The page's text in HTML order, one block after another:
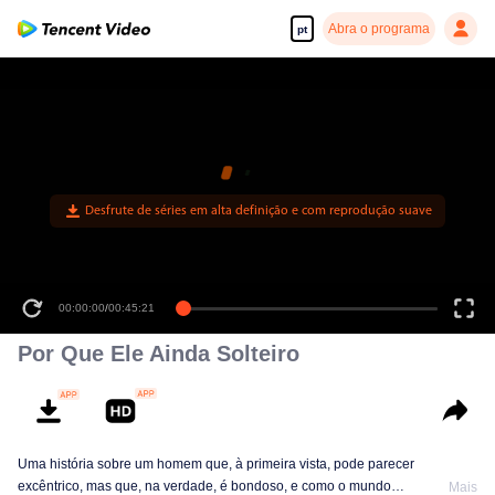
pt Abra o programa
00:00:00/00:45:21
Por Que Ele Ainda Solteiro
Uma história sobre um homem que, à primeira vista, pode parecer
excêntrico, mas que, na verdade, é bondoso, e como o mundo
Mais